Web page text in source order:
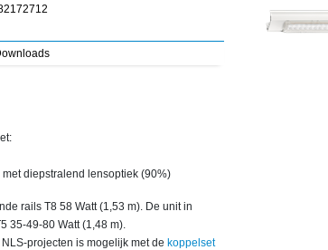
diepstralend lensoptiek (90%)
rails T8 58 Watt (1,53 m). De unit in
35-49-80 Watt (1,48 m).
projecten is mogelijk met de koppelset